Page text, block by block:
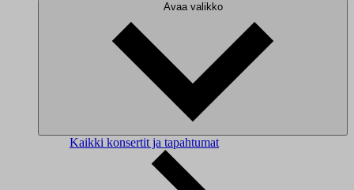
Avaa valikko
Kaikki konsertit ja tapahtumat